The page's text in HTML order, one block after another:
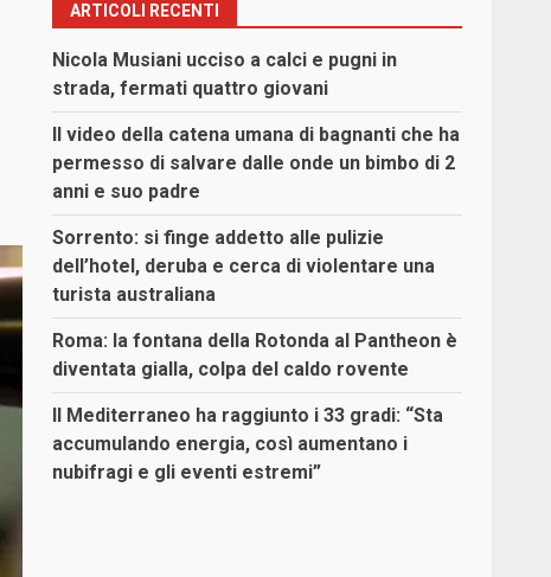
ARTICOLI RECENTI
Nicola Musiani ucciso a calci e pugni in
strada, fermati quattro giovani
Il video della catena umana di bagnanti che ha
permesso di salvare dalle onde un bimbo di 2
anni e suo padre
Sorrento: si finge addetto alle pulizie
dell’hotel, deruba e cerca di violentare una
turista australiana
Roma: la fontana della Rotonda al Pantheon è
diventata gialla, colpa del caldo rovente
Il Mediterraneo ha raggiunto i 33 gradi: “Sta
accumulando energia, così aumentano i
nubifragi e gli eventi estremi”